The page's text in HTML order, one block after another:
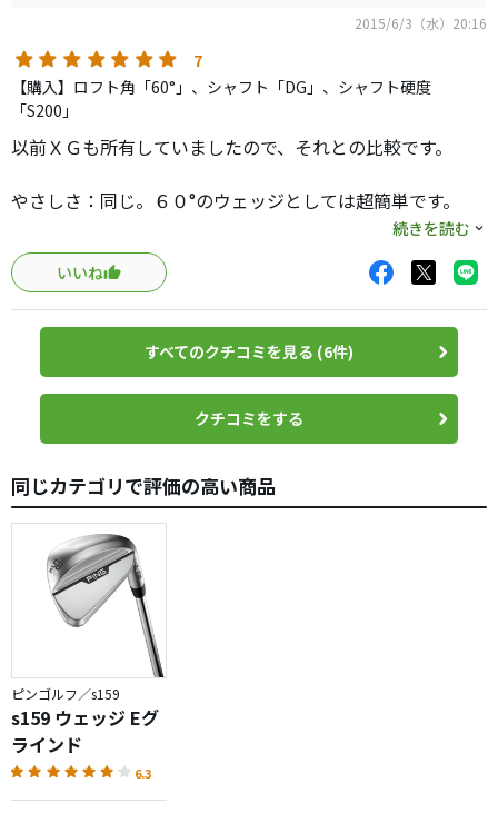
2015/6/3（水）20:16
7
【購入】ロフト角「60°」、シャフト「DG」、シャフト硬度
「S200」
以前ＸＧも所有していましたので、それとの比較です。
やさしさ：同じ。６０°のウェッジとしては超簡単です。
構えやすさ：同じ。好き好きでしょうが、私には安心感に
つながっています。
操作性：６０°＋ハイバンスですので開かない（開けない）
多少ならＯＫ。これも同等。
打感：同じ。ステンレスにしては柔らかいです。
スピン性能：格段に向上しました。
２０Ｙ程度でも、ある程度で止まってくれま
ＸＧを手放した理由は、６０°のリスクを冒しながら
止まってくれなかったため。
グリーン奥からとか顎の高いバンカー等で重宝していま
す。
ただ、最近ＤＲの調子が良いので3Ｗに取って代わられるか
も…です。
続きを読む
いいね
すべてのクチコミを見る (6件)
クチコミをする
同じカテゴリで評価の高い商品
ピンゴルフ／s159
s159 ウェッジ Eグ
ラインド
6.3